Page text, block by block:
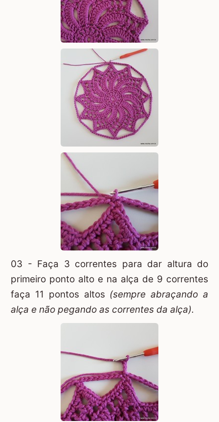
03 - Faça 3 correntes para dar altura do
primeiro ponto alto e na alça de 9 correntes
faça 11 pontos altos (sempre abraçando a
alça e não pegando as correntes da alça).